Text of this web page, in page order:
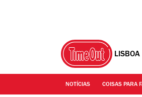
LISBOA
NOTÍCIAS COISAS PARA